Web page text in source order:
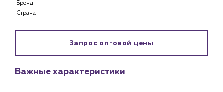
О компании
Бренд
Страна
Запрос оптовой цены
Важные характеристики